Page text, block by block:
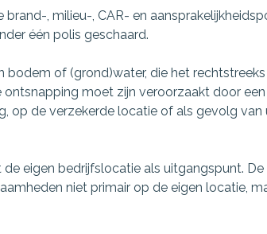
, milieu-, CAR- en
één polis geschaard.
bodem of (grond)water, die het
moet zijn veroorzaakt door
op de verzekerde locatie of als gevolg van
eigen bedrijfslocatie als uitgangspunt.
niet primair op de eigen locatie,